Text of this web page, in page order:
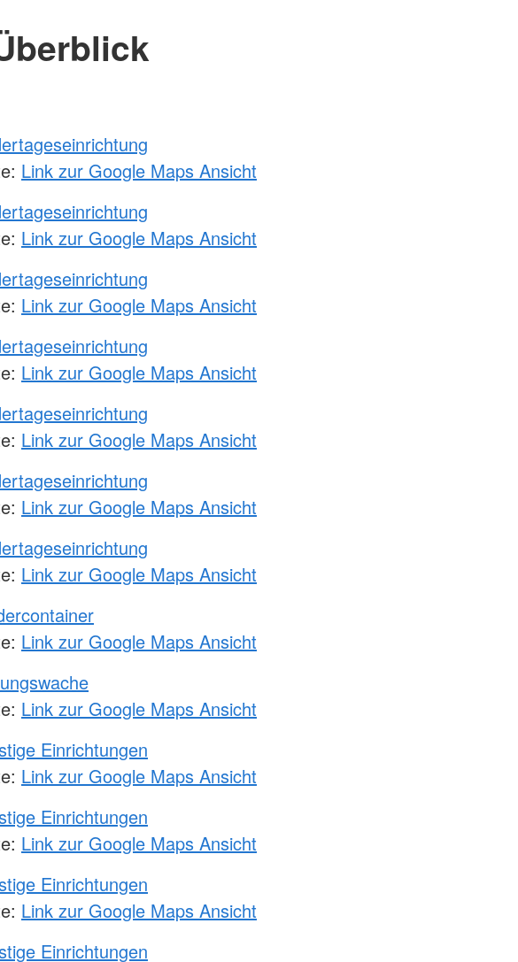
Link zur Google Maps Ansicht
Link zur Google Maps Ansicht
Link zur Google Maps Ansicht
Link zur Google Maps Ansicht
Link zur Google Maps Ansicht
Link zur Google Maps Ansicht
Link zur Google Maps Ansicht
Link zur Google Maps Ansicht
Link zur Google Maps Ansicht
Einrichtungen
Link zur Google Maps Ansicht
Einrichtungen
Link zur Google Maps Ansicht
Einrichtungen
Link zur Google Maps Ansicht
Einrichtungen